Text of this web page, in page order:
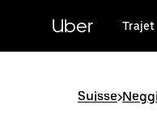
principal
Uber Trajet
Suisse>